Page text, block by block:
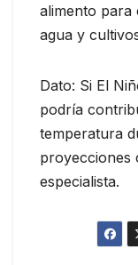
alimento para
agua y
Dato: Si El
podría
temperatura
proyecciones
especialista.